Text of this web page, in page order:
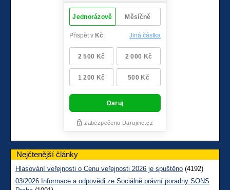
Nejčtenější články
Hlasování veřejnosti o Cenu veřejnosti 2026 je spuštěno (4192)
03/2026 Informace a odpovědi ze Sociálně právní poradny SONS